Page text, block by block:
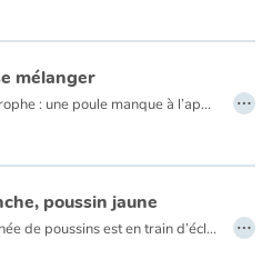
mélanger
Ce matin, catastrophe : une poule manque à l’appel ! C’est le branle-bas de combat au poulailler. Il faut tout faire pour la retrouver mais comment s’organiser ? …
poussin jaune
La nouvelle fournée de poussins est en train d’éclore. L’émoi du poulailler se transforme en surprise quand un œuf beige fait son apparition parmi les œufs blancs. Faut-il s'en méfier ? Pourtant, le poussin qui en sort est bien jaune. Alors pas de doute, il est des leurs ! Même si tout le monde ne partage pas cet avis... …